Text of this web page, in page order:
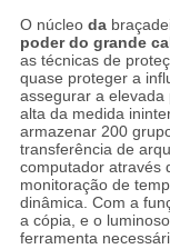
O núcleo da
poder do grande
as técnicas de
quase proteger a
assegurar a
alta da medida
armazenar 200
transferência de
computador através
monitoração de
dinâmica. Com a
a cópia, e o
ferramenta